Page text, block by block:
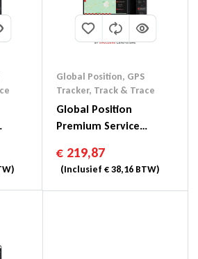
Global Position, GPS
Tracker, Track & Trace
Global Position
Premium Service
€ 219,87
(Inclusief €38,16 BTW)